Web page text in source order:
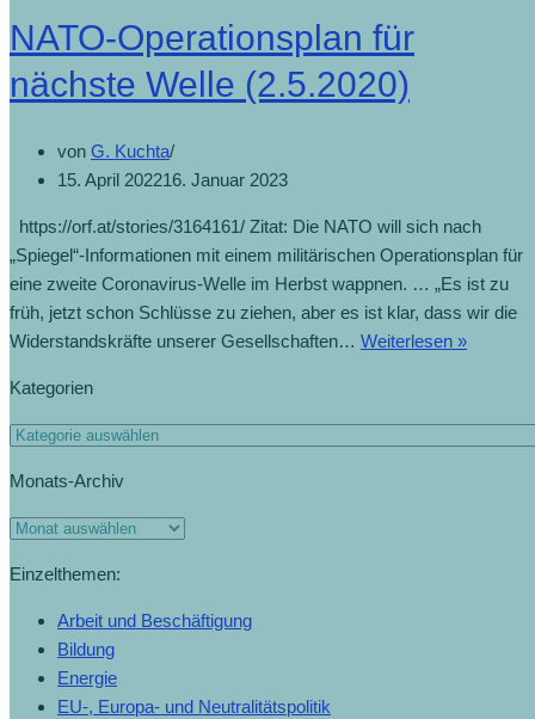
NATO-Operationsplan für
nächste Welle (2.5.2020)
von G. Kuchta
15. April 202216. Januar 2023
https://orf.at/stories/3164161/ Zitat: Die NATO will sich nach
„Spiegel“-Informationen mit einem militärischen Operationsplan für
eine zweite Coronavirus-Welle im Herbst wappnen. … „Es ist zu
früh, jetzt schon Schlüsse zu ziehen, aber es ist klar, dass wir die
Widerstandskräfte unserer Gesellschaften… Weiterlesen »
Kategorien
Monats-Archiv
Einzelthemen:
Arbeit und Beschäftigung
Bildung
Energie
EU-, Europa- und Neutralitätspolitik